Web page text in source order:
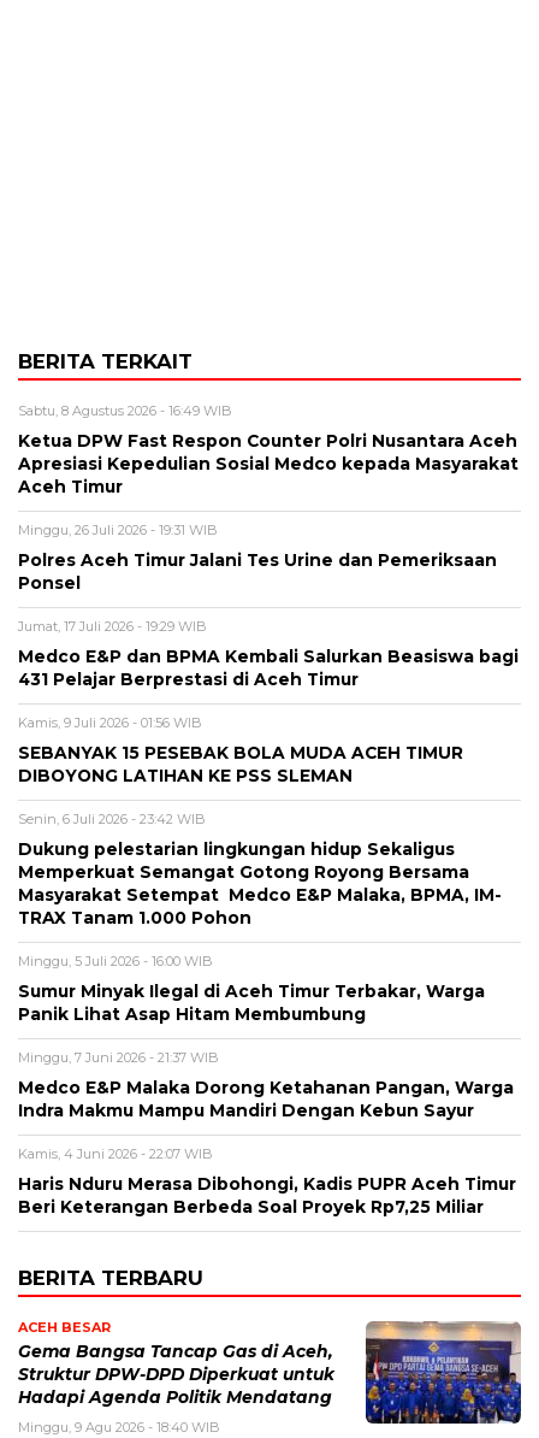
BERITA TERKAIT
Sabtu, 8 Agustus 2026 - 16:49 WIB
Ketua DPW Fast Respon Counter Polri Nusantara Aceh
Apresiasi Kepedulian Sosial Medco kepada Masyarakat
Aceh Timur
Minggu, 26 Juli 2026 - 19:31 WIB
Polres Aceh Timur Jalani Tes Urine dan Pemeriksaan
Ponsel
Jumat, 17 Juli 2026 - 19:29 WIB
Medco E&P dan BPMA Kembali Salurkan Beasiswa bagi
431 Pelajar Berprestasi di Aceh Timur
Kamis, 9 Juli 2026 - 01:56 WIB
SEBANYAK 15 PESEBAK BOLA MUDA ACEH TIMUR
DIBOYONG LATIHAN KE PSS SLEMAN
Senin, 6 Juli 2026 - 23:42 WIB
Dukung pelestarian lingkungan hidup Sekaligus
Memperkuat Semangat Gotong Royong Bersama
Masyarakat Setempat Medco E&P Malaka, BPMA, IM-
TRAX Tanam 1.000 Pohon
Minggu, 5 Juli 2026 - 16:00 WIB
Sumur Minyak Ilegal di Aceh Timur Terbakar, Warga
Panik Lihat Asap Hitam Membumbung
Minggu, 7 Juni 2026 - 21:37 WIB
Medco E&P Malaka Dorong Ketahanan Pangan, Warga
Indra Makmu Mampu Mandiri Dengan Kebun Sayur
Kamis, 4 Juni 2026 - 22:07 WIB
Haris Nduru Merasa Dibohongi, Kadis PUPR Aceh Timur
Beri Keterangan Berbeda Soal Proyek Rp7,25 Miliar
BERITA TERBARU
ACEH BESAR
Gema Bangsa Tancap Gas di Aceh,
Struktur DPW-DPD Diperkuat untuk
Hadapi Agenda Politik Mendatang
Minggu, 9 Agu 2026 - 18:40 WIB